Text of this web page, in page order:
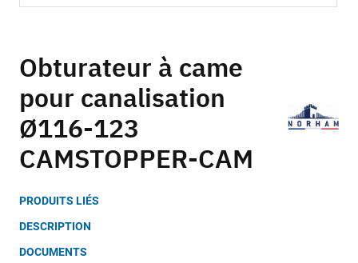
to
the
beginning
of
the
gallery
Obturateur à came
pour canalisation
Ø116-123
CAMSTOPPER-CAM
PRODUITS LIÉS
DESCRIPTION
DOCUMENTS